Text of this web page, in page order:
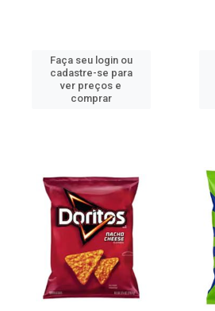
Faça seu login ou
cadastre-se para
ver preços e
comprar